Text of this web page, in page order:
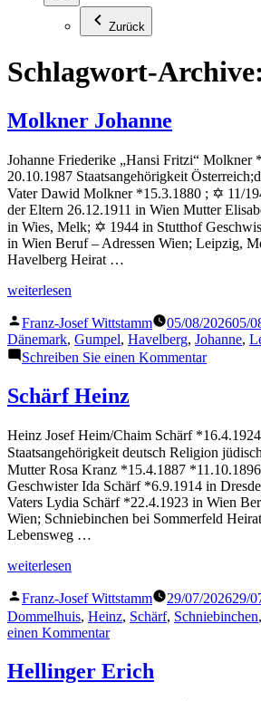
Zurück
Schlagwort-Archive:
Molkner Johanne
Johanne Friederike „Hansi Fritzi“
20.10.1987 Staatsangehörigkeit
Vater Dawid Molkner *15.3.1880 ; ✡ 11/
der Eltern 26.12.1911 in Wien Mutter
in Wies, Melk; ✡ 1944 in Stutthof
in Wien Beruf – Adressen Wien; Leipzig,
Havelberg Heirat …
„Molkner
weiterlesen
Veröffentlicht
von
Franz-Josef Wittstamm 05/08/202605/
Dänemark, Gumpel, Havelberg, Johanne,
Schreiben Sie einen Kommentarzu
Schärf Heinz
Heinz Josef Heim/Chaim Schärf
Staatsangehörigkeit deutsch Religion
Mutter Rosa Kranz *15.4.1887
Geschwister Ida Schärf *6.9.1914 in
Vaters Lydia Schärf *22.4.1923 in Wien
Wien; Schniebinchen bei Sommerfeld
Lebensweg …
„Schärf
weiterlesen
Veröffentlicht
von
Franz-Josef Wittstamm 29/07/202629/
Dommelhuis, Heinz, Schärf, Schniebinchen,
einen Kommentarzu
Heinz
Hellinger Erich